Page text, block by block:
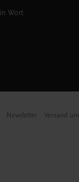
Wort
Newsletter Versand